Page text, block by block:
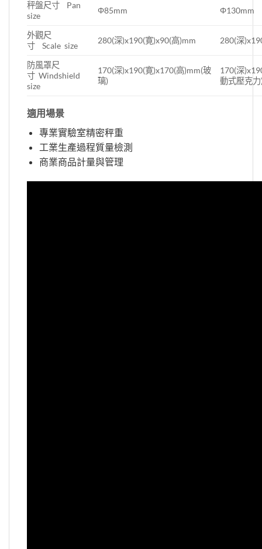
秤盤尺寸 Pan
size
Φ85mm Φ130mm
外觀尺
寸 Scale size
280(深)x190(寛)x90(高)mm 280(深
防風罩尺
寸 Windshield
size
170(深)x190(寛)x170(高)mm(玻
璃)
170(深
動式壓克
適用場景
專業實驗室精密秤重
工業生產過程質量檢測
商業商品計量與管理